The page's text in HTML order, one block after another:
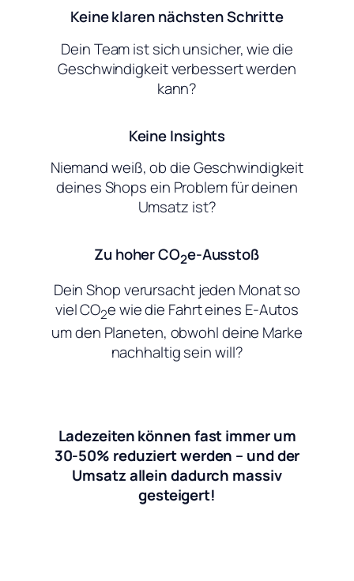
Keine klaren nächsten Schritte
Dein Team ist sich unsicher, wie die
Geschwindigkeit verbessert werden
kann?
Keine Insights
Niemand weiß, ob die Geschwindigkeit
deines Shops ein Problem für deinen
Umsatz ist?
Zu hoher CO2e-Ausstoß
Dein Shop verursacht jeden Monat so
viel CO2e wie die Fahrt eines E-Autos
um den Planeten, obwohl deine Marke
nachhaltig sein will?
Ladezeiten können fast immer um
30-50% reduziert werden – und der
Umsatz allein dadurch massiv
gesteigert!